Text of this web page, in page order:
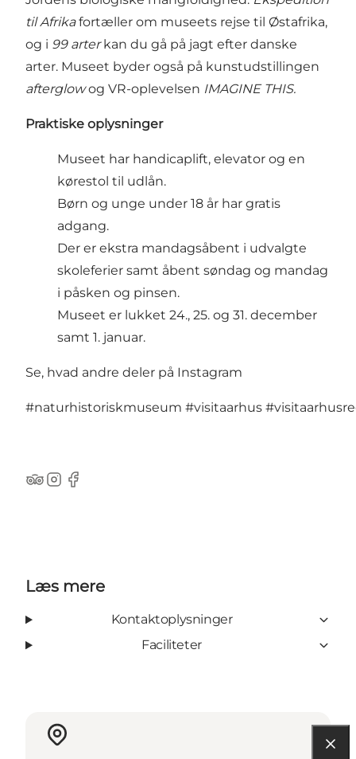
til Afrikafortæller om museets rejse til Østafrika,
og i 99 arterkan du gå på jagt efter danske
arter. Museet byder også på kunstudstillingen
afterglowog VR-oplevelsen IMAGINE THIS.
Praktiske oplysninger
Museet har handicaplift, elevator og en
kørestol til udlån.
Børn og unge under 18 år har gratis
adgang.
Der er ekstra mandagsåbent i udvalgte
skoleferier samt åbent søndag og mandag
i påsken og pinsen.
Museet er lukket 24., 25. og 31. december
samt 1. januar.
Se, hvad andre deler på Instagram
#naturhistoriskmuseum #visitaarhus
TripAdvisor
Instagram
Facebook
Læs mere
Kontaktoplysninger
Faciliteter